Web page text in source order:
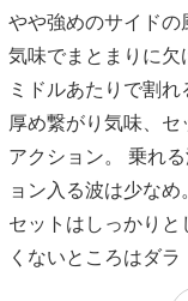
やや強めのサイドの
気味でまとまりに欠
ミドルあたりで割
厚め繋がり気味、
アクション。 乗れ
ョン入る波は少なめ
セットはしっかり
くないところはダラ